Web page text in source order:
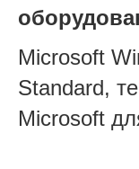
Microsoft
Standard,
Microsoft